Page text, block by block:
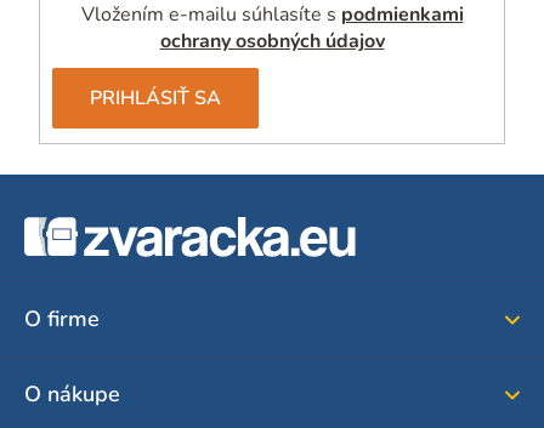
Vložením e-mailu súhlasíte s podmienkami
ochrany osobných údajov
PRIHLÁSIŤ SA
O firme
O nákupe